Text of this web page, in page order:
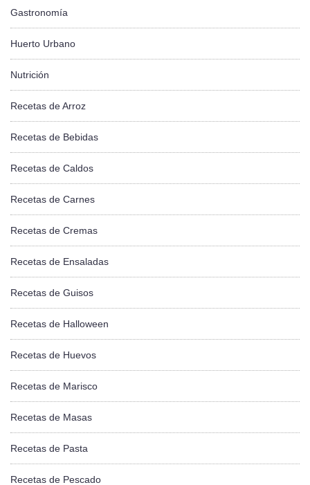
Gastronomía
Huerto Urbano
Nutrición
Recetas de Arroz
Recetas de Bebidas
Recetas de Caldos
Recetas de Carnes
Recetas de Cremas
Recetas de Ensaladas
Recetas de Guisos
Recetas de Halloween
Recetas de Huevos
Recetas de Marisco
Recetas de Masas
Recetas de Pasta
Recetas de Pescado